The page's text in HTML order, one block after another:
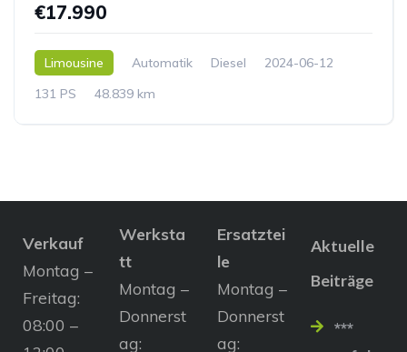
€17.990
Limousine Automatik Diesel
2024-06-12
131 PS
48.839 km
Verkauf
Montag –
Freitag:
08:00 –
Werksta
tt
Montag –
Donnerst
ag:
Ersatztei
le
Montag –
Donnerst
ag:
Aktuelle
Beiträge
***